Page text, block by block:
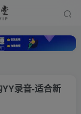
录音-适合新